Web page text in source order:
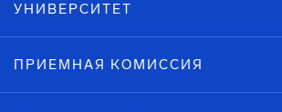
УНИВЕРСИТЕТ
ПРИЕМНАЯ КОМИССИЯ